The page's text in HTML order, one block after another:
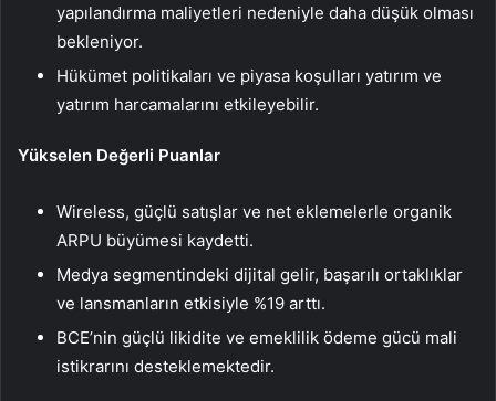
yapılandırma maliyetleri nedeniyle daha düşük olması
bekleniyor.
Hükümet politikaları ve piyasa koşulları yatırım ve
yatırım harcamalarını etkileyebilir.
Yükselen Değerli Puanlar
Wireless, güçlü satışlar ve net eklemelerle organik
ARPU büyümesi kaydetti.
Medya segmentindeki dijital gelir, başarılı ortaklıklar
ve lansmanların etkisiyle %19 arttı.
BCE’nin güçlü likidite ve emeklilik ödeme gücü mali
istikrarını desteklemektedir.